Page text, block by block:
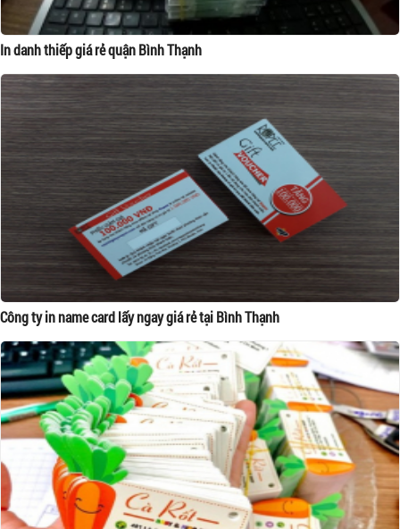
In danh thiếp giá rẻ quận Bình Thạnh
Công ty in name card lấy ngay giá rẻ tại Bình Thạnh